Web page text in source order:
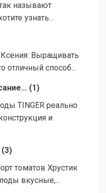
называют
узнать...
Ксения: Выращивать
отличный способ...
(1 )
TINGER реально
и
(3)
томатов Хрустик
вкусные,...